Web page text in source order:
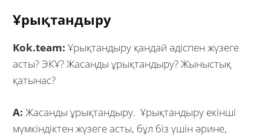
Ұрықтандыру
Kok.team: Ұрықтандыру қандай әдіспен жүзеге
асты? ЭКҰ? Жасанды ұрықтандыру? Жыныстық
қатынас?
А: Жасанды ұрықтандыру. Ұрықтандыру екінші
мүмкіндіктен жүзеге асты, бұл біз үшін әрине,